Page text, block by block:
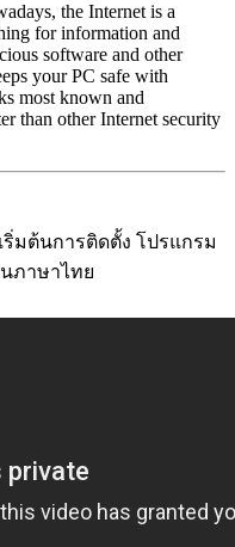
the Internet is a
for information and
software and other
your PC safe with
most known and
than other Internet security
ริ่มต้นการติดตั้ง โปรแกรม
นภาษาไทย